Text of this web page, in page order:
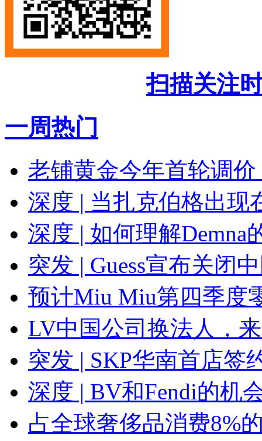
扫描关注
一周热门
老铺黄金今年首轮调
深度 | 当扎克伯格出现
深度 | 如何理解Demna
突发 | Guess宣布关闭
预计Miu Miu第四季度
LV中国公司换法人，
突发 | SKP华南首店签
深度 | BV和Fendi的机
占全球奢侈品消费8%